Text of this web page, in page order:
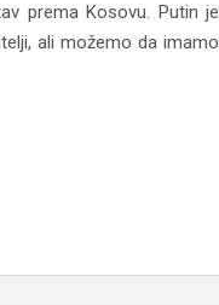
prema Kosovu. Putin je
ali možemo da imamo